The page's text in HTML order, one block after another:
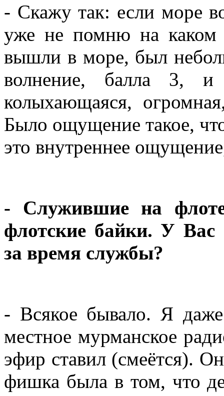
- Скажу так: если море
уже не помню на
вышли в море, был
волнение, балла 3, и
колыхающаяся,
Было ощущение такое,
это внутреннее
- Служившие на
флотские байки. У Вас
за время службы?
- Всякое бывало. Я
местное мурманское
эфир ставил (смеётся).
фишка была в том, что